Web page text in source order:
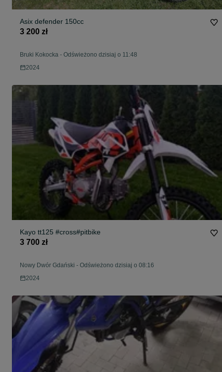
Asix defender 150cc
3 200 zł
Bruki Kokocka - Odświeżono dzisiaj o 11:48
2024
Kayo tt125 #cross#pitbike
3 700 zł
Nowy Dwór Gdański - Odświeżono dzisiaj o 08:16
2024